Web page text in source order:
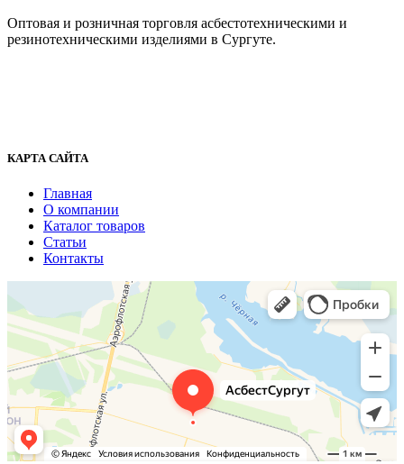
Оптовая и розничная торговля асбестотехническими и
резинотехническими изделиями в Сургуте.
КАРТА САЙТА
Главная
О компании
Каталог товаров
Статьи
Контакты